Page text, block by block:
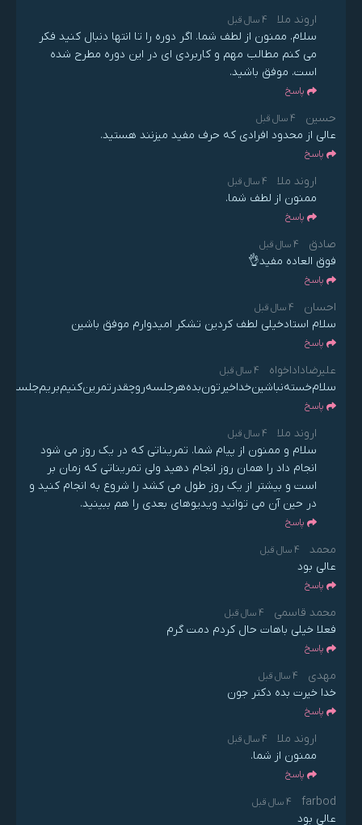
اروند ملا 4 سال قبل
سلام. ممنون از لطف شما. اگر دوره را تا انتها دنبال کنید فکر
می کنم مطالب مهم و کاربردی ای در این دوره مطرح شده
است. موفق باشید.
پاسخ
حسین 4 سال قبل
عالی از محدود افرادی که حرف مفید میزنند هستید.
پاسخ
اروند ملا 4 سال قبل
ممنون از لطف شما.
پاسخ
صادق 4 سال قبل
فوق العاده مفید👌
پاسخ
احسان 4 سال قبل
سلام استادخیلی لطف کردین تشکر امیدوارم موفق باشین
پاسخ
علیرضا‌داداخواه 4 سال قبل
پاسخ
اروند ملا 4 سال قبل
سلام و ممنون از پیام شما. تمریناتی که در یک روز می شود
انجام داد را همان روز انجام دهید ولی تمریناتی که زمان بر
است و بیشتر از یک روز طول می کشد را شروع به انجام کنید و
در حین آن می توانید ویدیوهای بعدی را هم ببینید.
پاسخ
محمد 4 سال قبل
عالی بود
پاسخ
محمد قاسمی 4 سال قبل
فعلا خیلی باهات حال کردم دمت گرم
پاسخ
مهدی 4 سال قبل
خدا خیرت بده دکتر جون
پاسخ
اروند ملا 4 سال قبل
ممنون از شما.
پاسخ
farbod 4 سال قبل
عالی بود